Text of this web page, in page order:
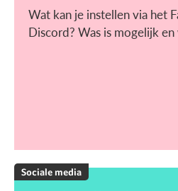
Wat kan je instellen via het
Discord? Was is mogelijk
Sociale media